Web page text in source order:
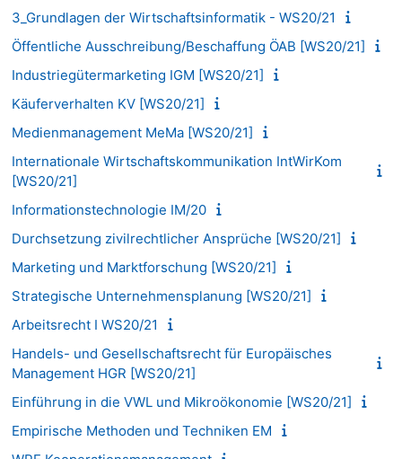
3_Grundlagen der Wirtschaftsinformatik - WS20/21
Öffentliche Ausschreibung/Beschaffung ÖAB [WS20/21]
Industriegütermarketing IGM [WS20/21]
Käuferverhalten KV [WS20/21]
Medienmanagement MeMa [WS20/21]
Internationale Wirtschaftskommunikation IntWirKom
[WS20/21]
Informationstechnologie IM/20
Durchsetzung zivilrechtlicher Ansprüche [WS20/21]
Marketing und Marktforschung [WS20/21]
Strategische Unternehmensplanung [WS20/21]
Arbeitsrecht I WS20/21
Handels- und Gesellschaftsrecht für Europäisches
Management HGR [WS20/21]
Einführung in die VWL und Mikroökonomie [WS20/21]
Empirische Methoden und Techniken EM